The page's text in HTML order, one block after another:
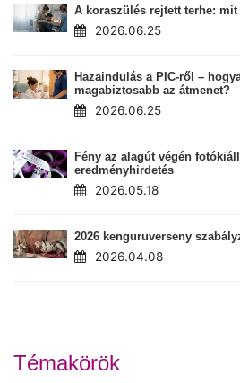
A koraszülés rejtett terhe:
2026.06.25
Hazaindulás a PIC-ről –
magabiztosabb az átmenet?
2026.06.25
Fény az alagút végén
eredményhirdetés
2026.05.18
2026 kenguruverseny
2026.04.08
Témakörök